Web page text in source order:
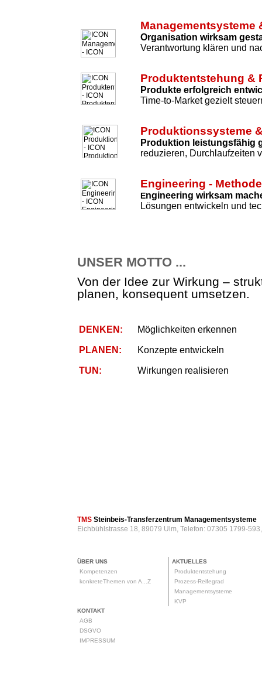
Managementsysteme
Organisation wirksam
Verantwortung klären und
Produktentstehung &
Produkte erfolgreich
Time-to-Market gezielt
Produktionssysteme
Produktion leistungsfähig
reduzieren, Durchlaufzeiten
Engineering -
Engineering wirksam
Lösungen entwickeln und
UNSER MOTTO ...
Von der Idee zur Wirkung –
planen, konsequent umsetzen.
DENKEN: Möglichkeiten erkennen
PLANEN: Konzepte entwickeln
TUN: Wirkungen realisieren
TMS Steinbeis-Transferzentrum Managementsysteme
Eichbühlstrasse 18, 89079 Ulm, Telefon: 07305 1799-
ÜBER UNS
Kompetenzen
konkreteThemen von A...Z
AKTUELLES
Produktentstehung
Prozess-Reifegrad
Managementsysteme
KVP
KONTAKT
AGB
DSGVO
IMPRESSUM